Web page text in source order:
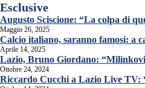
Esclusive
Augusto Sciscione: “La colpa di
Maggio 26, 2025
Calcio italiano, saranno famosi: a
Aprile 14, 2025
Lazio, Bruno Giordano:
Ottobre 24, 2024
Riccardo Cucchi a Lazio Live